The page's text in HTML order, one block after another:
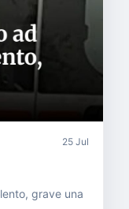
25 Jul
grave una